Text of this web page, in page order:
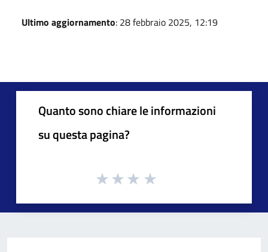
Ultimo aggiornamento: 28 febbraio 2025, 12:19
Quanto sono chiare le informazioni
su questa pagina?